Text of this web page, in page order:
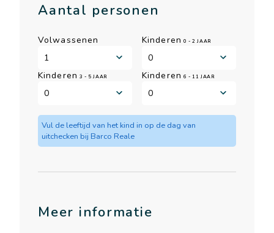
Aantal personen
Volwassenen Kinderen 0 - 2 JAAR
Kinderen 3 - 5 JAAR Kinderen 6 - 11 JAAR
Vul de leeftijd van het kind in op de dag van
uitchecken bij Barco Reale
Meer informatie